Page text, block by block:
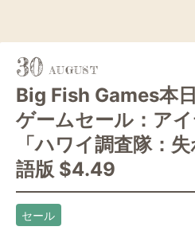
30
Big Fish Games本
ゲームセール：ア
「ハワイ調査隊：
語版 $4.49
セール